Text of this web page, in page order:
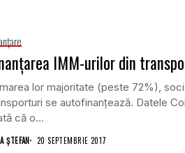
IMM-urilor din
lor majoritate (peste 72%),
se autofinanţează. Datele
că o...
ȘTEFAN 20 SEPTEMBRIE 2017